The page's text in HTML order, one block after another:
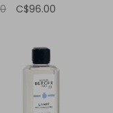
C$96.00